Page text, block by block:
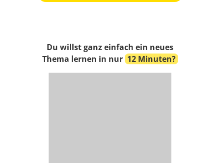
Du willst ganz einfach ein neues
Thema lernen in nur 12 Minuten?